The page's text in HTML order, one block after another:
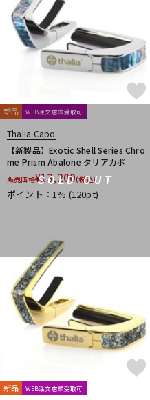
中古
COMFORT Strapp
Crescendo
CUSTOM TRY
D-F
D&A GUITAR GEAR D’Addario
Danelectro
DINGWALL
dmi guitar labs
Editions Bim
EMERSON CUSTOM
EMG
Epiphone
ERNIE BALL
F-bass
Fender Fender
Freedom Custom Guitar Research
G-K
G.I. Batteries
Gibson
GOTOH
Grande uomo
GRECO
Greg Bennett
Grover
Grover Allman
HANNABACH
Hofner
HOSCO
SOLD OUT
新品 WEB注文店頭受取可
Thalia Capo
【新製品】Exotic Shell Series Chro
me Prism Abalone タリアカポ
販売価格¥13,200(税込)
ポイント：1% (120pt)
新品 WEB注文店頭受取可